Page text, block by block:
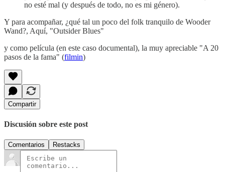
no esté mal (y después de todo, no es mi género).
Y para acompañar, ¿qué tal un poco del folk tranquilo de Wooder
Wand?, Aquí, "Outsider Blues"
y como película (en este caso documental), la muy apreciable "A 20
pasos de la fama" (filmin)
Compartir
Discusión sobre este post
Comentarios Restacks